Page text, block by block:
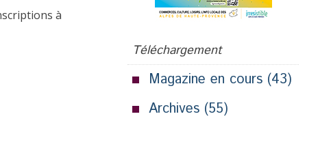
à
Téléchargement
Magazine en cours (43)
Archives (55)